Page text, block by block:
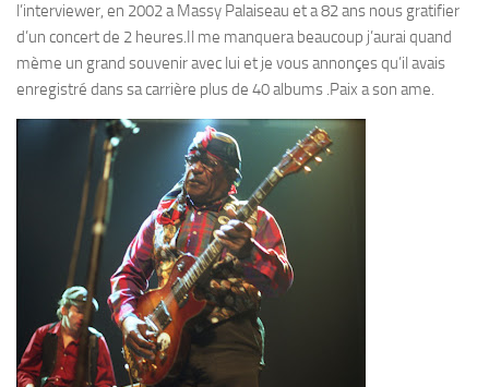
l’interviewer, en 2002 a Massy Palaiseau et a 82 ans nous gratifier
d’un concert de 2 heures.Il me manquera beaucoup j’aurai quand
mème un grand souvenir avec lui et je vous annonçes qu’il avais
enregistré dans sa carrière plus de 40 albums .Paix a son ame.